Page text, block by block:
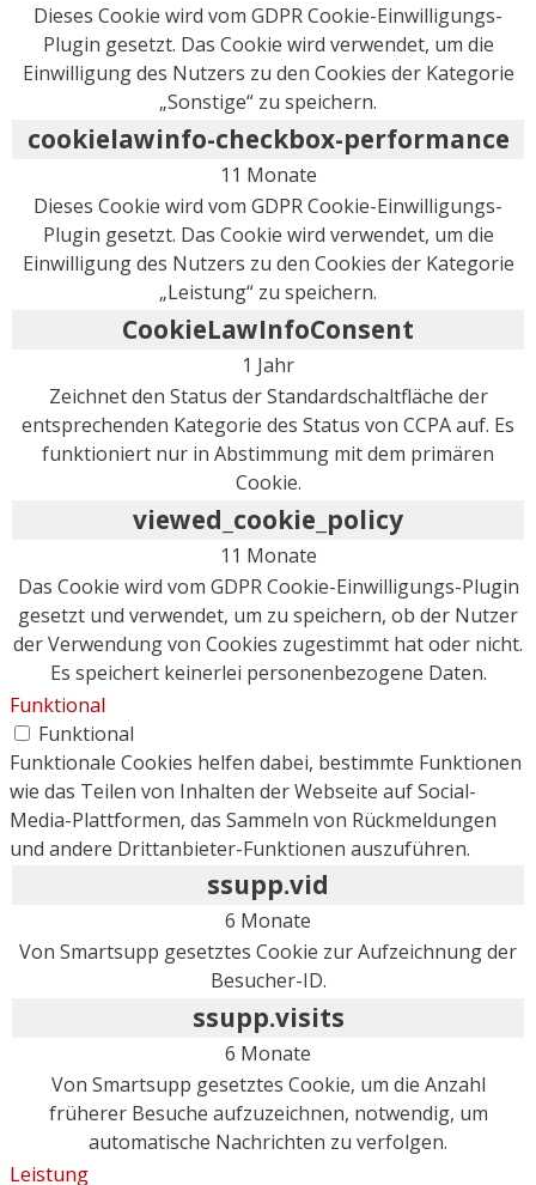
Dieses Cookie wird vom GDPR Cookie-Einwilligungs-
Plugin gesetzt. Das Cookie wird verwendet, um die
Einwilligung des Nutzers zu den Cookies der Kategorie
„Sonstige“ zu speichern.
cookielawinfo-checkbox-performance
11 Monate
Dieses Cookie wird vom GDPR Cookie-Einwilligungs-
Plugin gesetzt. Das Cookie wird verwendet, um die
Einwilligung des Nutzers zu den Cookies der Kategorie
„Leistung“ zu speichern.
CookieLawInfoConsent
1 Jahr
Zeichnet den Status der Standardschaltfläche der
entsprechenden Kategorie des Status von CCPA auf. Es
funktioniert nur in Abstimmung mit dem primären
Cookie.
viewed_cookie_policy
11 Monate
Das Cookie wird vom GDPR Cookie-Einwilligungs-Plugin
gesetzt und verwendet, um zu speichern, ob der Nutzer
der Verwendung von Cookies zugestimmt hat oder nicht.
Es speichert keinerlei personenbezogene Daten.
Funktional
Funktional
Funktionale Cookies helfen dabei, bestimmte Funktionen
wie das Teilen von Inhalten der Webseite auf Social-
Media-Plattformen, das Sammeln von Rückmeldungen
und andere Drittanbieter-Funktionen auszuführen.
ssupp.vid
6 Monate
Von Smartsupp gesetztes Cookie zur Aufzeichnung der
Besucher-ID.
ssupp.visits
6 Monate
Von Smartsupp gesetztes Cookie, um die Anzahl
früherer Besuche aufzuzeichnen, notwendig, um
automatische Nachrichten zu verfolgen.
Leistung